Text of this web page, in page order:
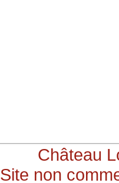
Château
Site non